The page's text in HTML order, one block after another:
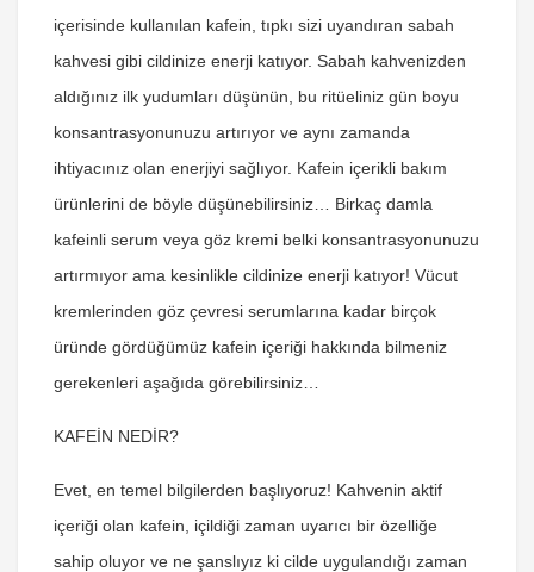
içerisinde kullanılan kafein, tıpkı sizi uyandıran sabah
kahvesi gibi cildinize enerji katıyor. Sabah kahvenizden
aldığınız ilk yudumları düşünün, bu ritüeliniz gün boyu
konsantrasyonunuzu artırıyor ve aynı zamanda
ihtiyacınız olan enerjiyi sağlıyor. Kafein içerikli bakım
ürünlerini de böyle düşünebilirsiniz… Birkaç damla
kafeinli serum veya göz kremi belki konsantrasyonunuzu
artırmıyor ama kesinlikle cildinize enerji katıyor! Vücut
kremlerinden göz çevresi serumlarına kadar birçok
üründe gördüğümüz kafein içeriği hakkında bilmeniz
gerekenleri aşağıda görebilirsiniz…
KAFEİN NEDİR?
Evet, en temel bilgilerden başlıyoruz! Kahvenin aktif
içeriği olan kafein, içildiği zaman uyarıcı bir özelliğe
sahip oluyor ve ne şanslıyız ki cilde uygulandığı zaman